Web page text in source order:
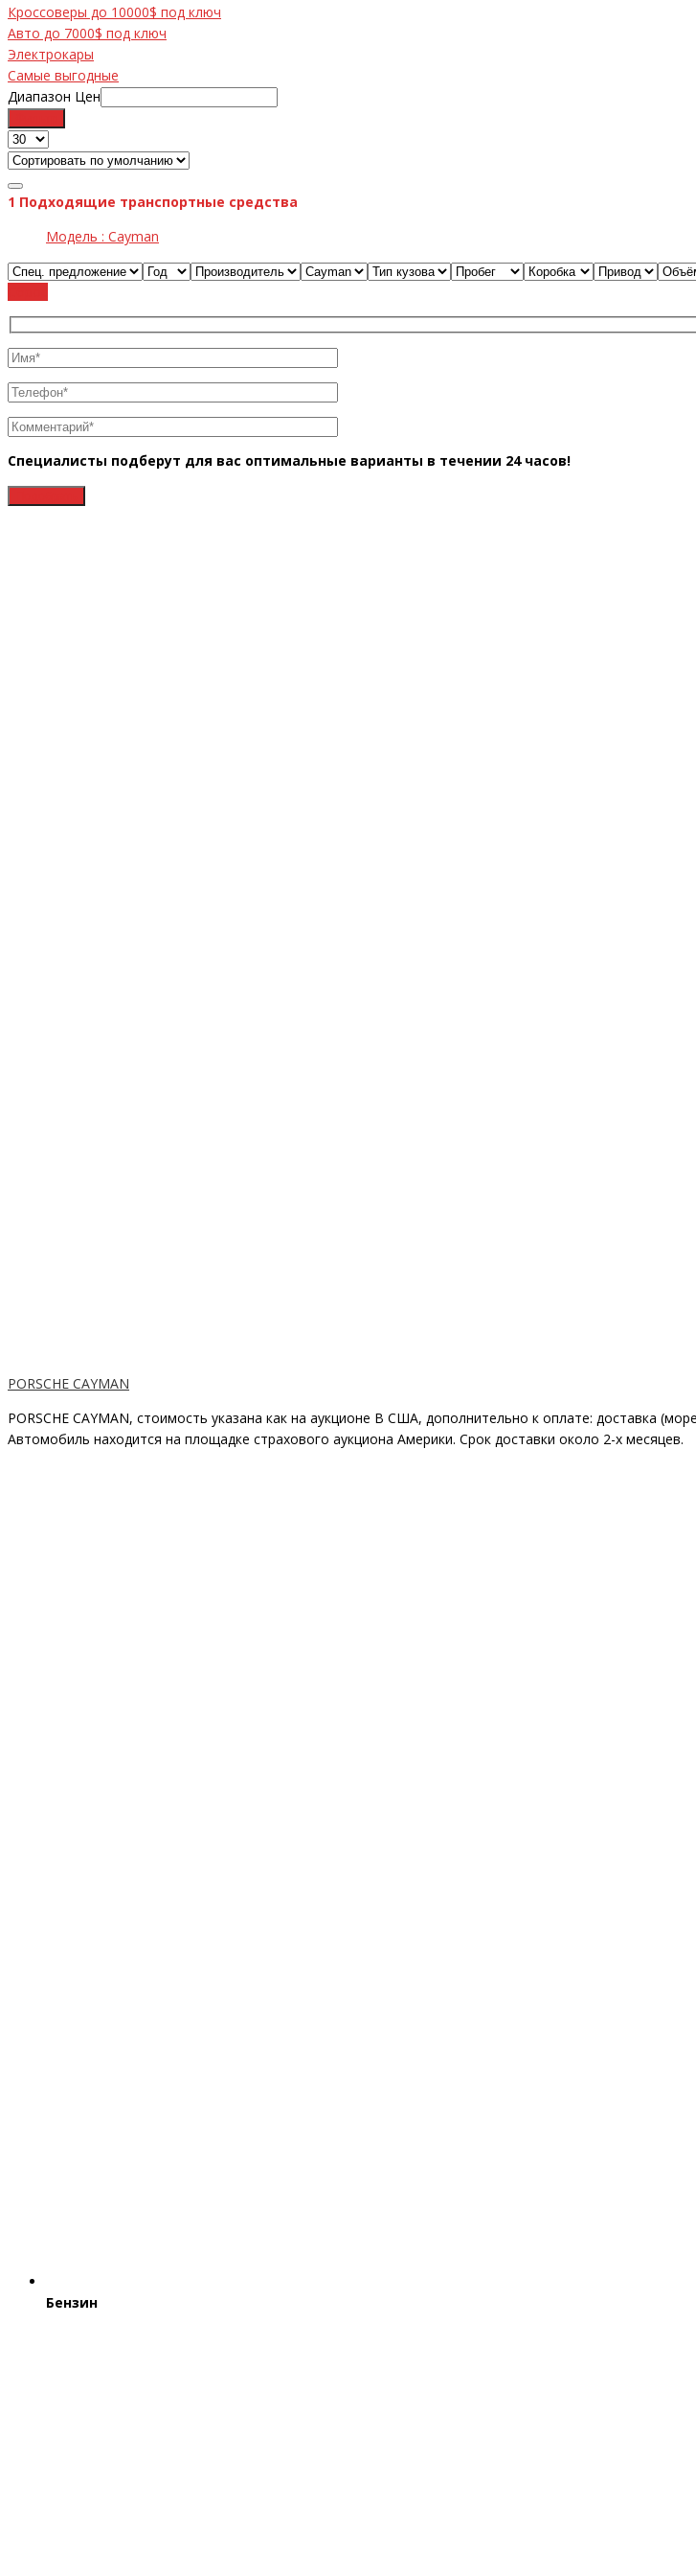
Кроссоверы до 10000$ под ключ
Авто до 7000$ под ключ
Электрокары
Самые выгодные
Диапазон Цен
1 Подходящие транспортные средства
Модель : Cayman
Специалисты подберут для вас оптимальные варианты в течении 24 часов!
PORSCHE CAYMAN
PORSCHE CAYMAN, стоимость указана как на аукционе В США, дополнительно к оплате: доставка
Автомобиль находится на площадке страхового аукциона Америки. Срок доставки около 2-x месяцев.
Бензин